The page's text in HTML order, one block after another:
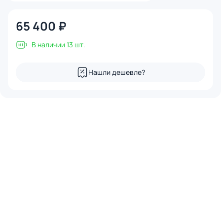
65 400 ₽
В наличии 13 шт.
Нашли дешевле?